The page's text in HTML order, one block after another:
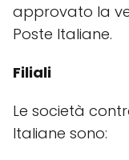
approvato la
Poste Italiane.
Filiali
Le società
Italiane sono: